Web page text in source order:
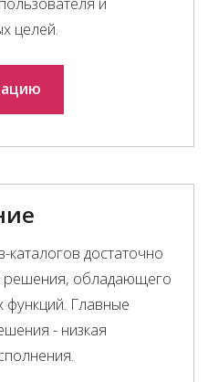
целей.
достаточно
решения, обладающего
Главные
- низкая